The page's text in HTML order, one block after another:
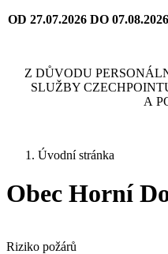
OD 27.07.2026 DO
Z DŮVODU
SLUŽBY
A
Úvodní stránka
Obec Horní
Riziko požárů